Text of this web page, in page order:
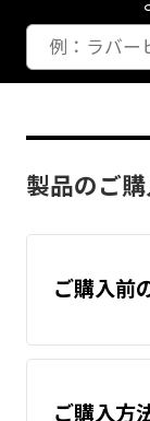
製品のご
ご購入前
ご購入方